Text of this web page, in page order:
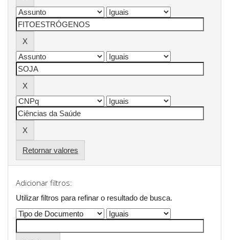
Retornar valores
Adicionar filtros:
Utilizar filtros para refinar o resultado de busca.